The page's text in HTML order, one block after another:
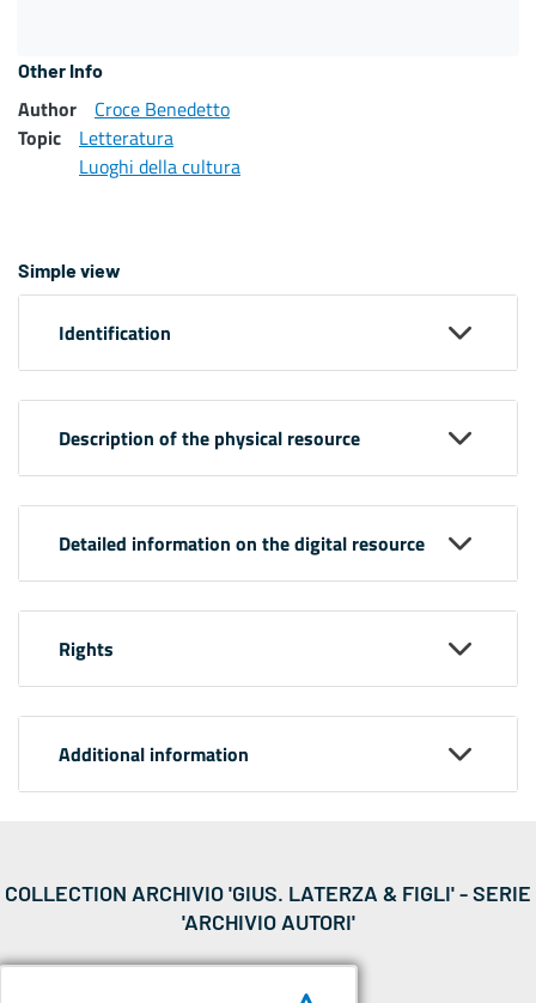
Other Info
Author
Croce Benedetto
Topic
Letteratura
Luoghi della cultura
Simple view
Identification
Description of the physical resource
Detailed information on the digital resource
Rights
Additional information
COLLECTION ARCHIVIO 'GIUS. LATERZA & FIGLI' - SERIE
'ARCHIVIO AUTORI'